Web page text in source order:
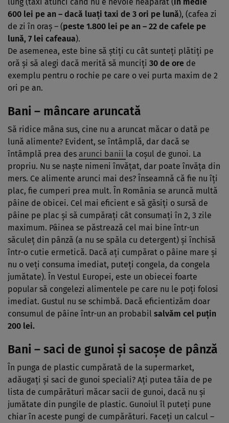
600 lei pe an – dacă luaţi taxi de 3 ori pe lună), (cafea zi
de zi în oraş – (peste 1.800 lei pe an – 22 de cafele pe
lună, 7 lei cafeaua).
De asemenea, este bine să ştiţi cu cât sunteţi plătiţi pe
oră şi să alegi dacă merită să munciţi 30 de ore de
exemplu pentru o rochie pe care o vei purta maxim de 2
ori pe an.
Bani – mâncare aruncată
Să ridice mâna sus, cine nu a aruncat măcar o dată pe
lună alimente? Evident, se întâmplă, dar dacă se
întâmplă prea des arunci banii la coşul de gunoi. La
propriu. Nu se naşte nimeni învăţat, dar poate învăţa din
mers. Ce alimente arunci mai des? Înseamnă că fie nu îţi
plac, fie cumperi prea mult. În România se aruncă multă
pâine de obicei. Cel mai eficient e să găsiţi o sursă de
pâine pe plac şi să cumpăraţi cât consumaţi în 2, 3 zile
maximum. Pâinea se păstrează cel mai bine într-un
săculeţ din pânză (a nu se spăla cu detergent) şi închisă
într-o cutie ermetică. Dacă aţi cumpărat o pâine mare şi
nu o veţi consuma imediat, puteţi congela, da congela
jumătate). În Vestul Europei, este un obiecei foarte
popular să congelezi alimentele pe care nu le poţi folosi
imediat. Gustul nu se schimbă. Dacă eficientizăm doar
consumul de pâine într-un an probabil salvăm cel puţin
200 lei.
Bani – saci de gunoi şi sacoşe de pânză
În punga de plastic cumpărată de la supermarket,
adăugaţi şi saci de gunoi speciali? Aţi putea tăia de pe
lista de cumpărături măcar sacii de gunoi, dacă nu şi
jumătate din pungile de plastic. Gunoiul îl puteţi pune
chiar în aceste pungi de cumpărături. Faceţi un calcul –